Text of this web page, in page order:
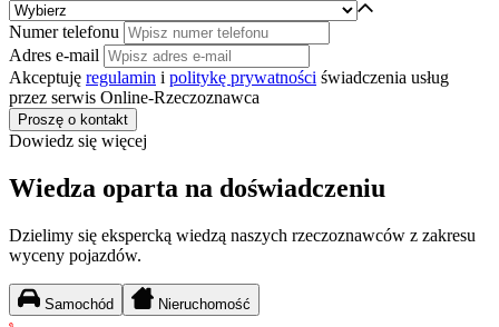
Numer telefonu
Adres e-mail
Akceptuję regulamin i politykę prywatności świadczenia usług
przez serwis Online-Rzeczoznawca
Proszę o kontakt
Dowiedz się więcej
Wiedza oparta na doświadczeniu
Dzielimy się ekspercką wiedzą naszych rzeczoznawców z zakresu
wyceny pojazdów.
Samochód Nieruchomość